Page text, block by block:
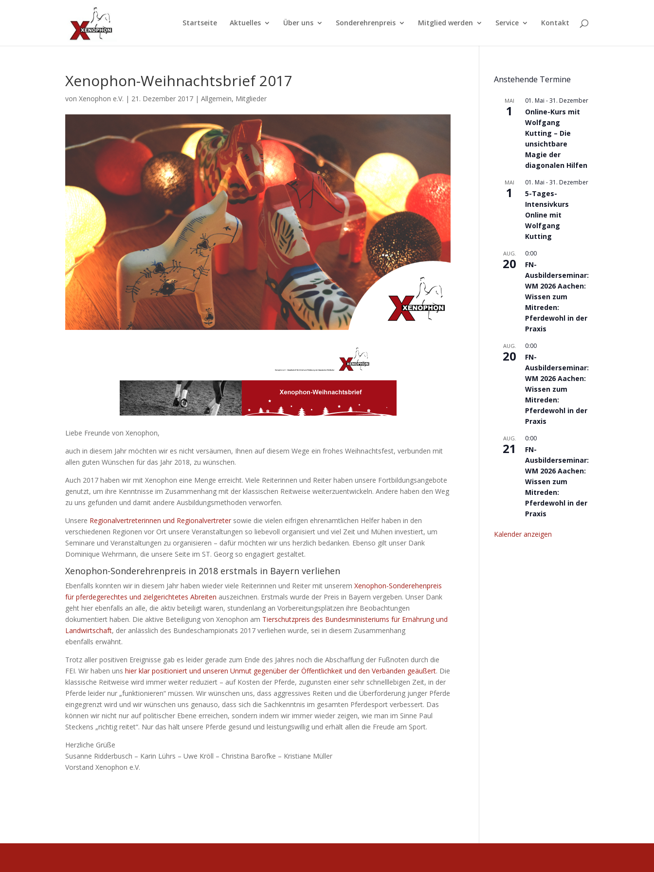
Startseite Aktuelles Über uns Sonderehrenpreis Mitglied werden Service Kontakt
Xenophon-Weihnachtsbrief 2017
vonXenophon e.V. | 21. Dezember 2017 |Allgemein, Mitglieder
Liebe Freunde von Xenophon,
auch in diesem Jahr möchten wir es nicht versäumen, Ihnen auf diesem Wege ein frohes Weihnachtsfest, verbunden mit
allen guten Wünschen für das Jahr 2018, zu wünschen.
Auch 2017 haben wir mit Xenophon eine Menge erreicht. Viele Reiterinnen und Reiter haben unsere Fortbildungsangebote
genutzt, um ihre Kenntnisse im Zusammenhang mit der klassischen Reitweise weiterzuentwickeln. Andere haben den Weg
zu uns gefunden und damit andere Ausbildungsmethoden verworfen.
Unsere Regionalvertreterinnen und Regionalvertreter sowie die vielen eifrigen ehrenamtlichen Helfer haben in den
verschiedenen Regionen vor Ort unsere Veranstaltungen so liebevoll organisiert und viel Zeit und Mühen investiert, um
Seminare und Veranstaltungen zu organisieren – dafür möchten wir uns herzlich bedanken. Ebenso gilt unser Dank
Dominique Wehrmann, die unsere Seite im ST. Georg so engagiert gestaltet.
Xenophon-Sonderehrenpreis in 2018 erstmals in Bayern verliehen
Ebenfalls konnten wir in diesem Jahr haben wieder viele Reiterinnen und Reiter mit unseremXenophon-Sonderehenpreis
für pferdegerechtes und zielgerichtetes Abreiten auszeichnen. Erstmals wurde der Preis in Bayern vergeben. Unser Dank
geht hier ebenfalls an alle, die aktiv beteiligt waren, stundenlang an Vorbereitungsplätzen ihre Beobachtungen
dokumentiert haben. Die aktive Beteiligung von Xenophon am Tierschutzpreis des Bundesministeriums für Ernährung und
Landwirtschaft, der anlässlich des Bundeschampionats 2017 verliehen wurde, sei in diesem Zusammenhang
ebenfalls erwähnt.
Trotz aller positiven Ereignisse gab es leider gerade zum Ende des Jahres noch die Abschaffung der Fußnoten durch die
FEI. Wir haben unshier klar positioniert und unseren Unmut gegenüber der Öffentlichkeit und den Verbänden geäußert. Die
klassische Reitweise wird immer weiter reduziert – auf Kosten der Pferde, zugunsten einer sehr schnelllebigen Zeit, in der
Pferde leider nur „funktionieren“ müssen. Wir wünschen uns, dass aggressives Reiten und die Überforderung junger Pferde
eingegrenzt wird und wir wünschen uns genauso, dass sich die Sachkenntnis im gesamten Pferdesport verbessert. Das
können wir nicht nur auf politischer Ebene erreichen, sondern indem wir immer wieder zeigen, wie man im Sinne Paul
Steckens „richtig reitet“. Nur das hält unsere Pferde gesund und leistungswillig und erhält allen die Freude am Sport.
Herzliche Grüße
Susanne Ridderbusch – Karin Lührs – Uwe Kröll – Christina Barofke – Kristiane Müller
Vorstand Xenophon e.V.
Anstehende Termine
MAI
1
01. Mai -31. Dezember
Online-Kurs mit
Wolfgang
Kutting – Die
unsichtbare
Magie der
diagonalen Hilfen
MAI
1
01. Mai -31. Dezember
5-Tages-
Intensivkurs
Online mit
Wolfgang
Kutting
AUG.
20
0:00
FN-
Ausbilderseminar:
WM 2026 Aachen:
Wissen zum
Mitreden:
Pferdewohl in der
Praxis
AUG.
20
0:00
FN-
Ausbilderseminar:
WM 2026 Aachen:
Wissen zum
Mitreden:
Pferdewohl in der
Praxis
AUG.
21
0:00
FN-
Ausbilderseminar:
WM 2026 Aachen:
Wissen zum
Mitreden:
Pferdewohl in der
Praxis
Kalender anzeigen